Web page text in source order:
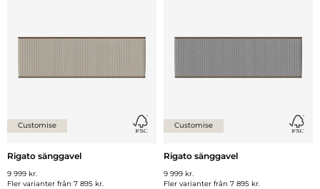
Customise
Rigato sänggavel
9 999 kr.
Fler varianter från 7 895 kr.
Customise
Rigato sänggavel
9 999 kr.
Fler varianter från 7 895 kr.